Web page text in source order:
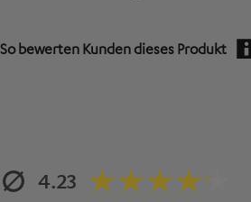
So bewerten Kunden dieses Produkt
4.23